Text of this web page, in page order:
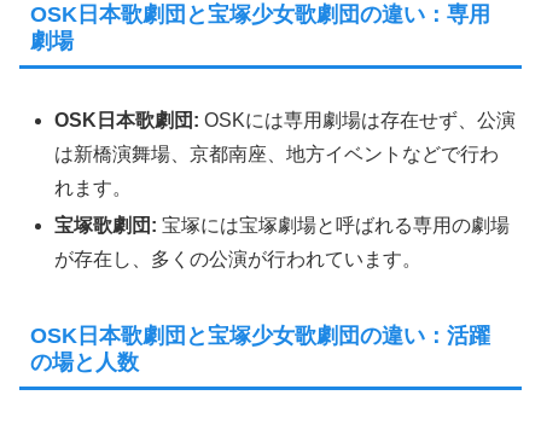
OSK日本歌劇団と宝塚少女歌劇団の違い：専用
劇場
OSK日本歌劇団: OSKには専用劇場は存在せず、公演
は新橋演舞場、京都南座、地方イベントなどで行わ
れます。
宝塚歌劇団: 宝塚には宝塚劇場と呼ばれる専用の劇場
が存在し、多くの公演が行われています。
OSK日本歌劇団と宝塚少女歌劇団の違い：活躍
の場と人数